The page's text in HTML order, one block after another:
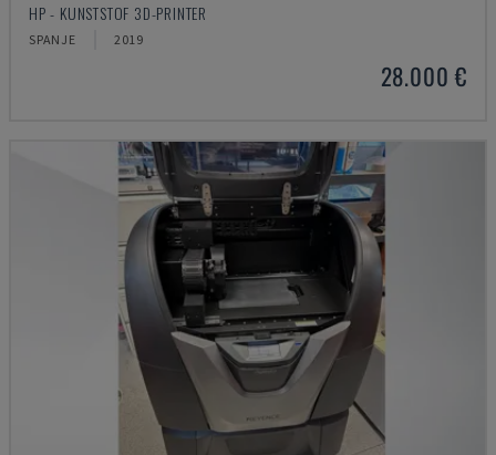
HP - KUNSTSTOF 3D-PRINTER
SPANJE 2019
28.000 €